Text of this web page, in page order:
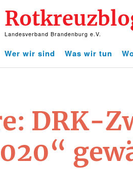
Landesverband Brandenburg e.V.
Wer wir sind
Was wir tun
DRK-